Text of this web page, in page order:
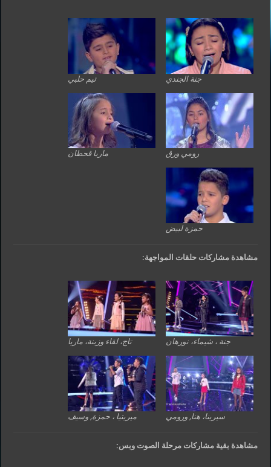
جنة الجندي تيم حلبي
رومي ورق ماريا قحطان
حمزة لبيض
مشاهدة مشاركات حلقات المواجهة:
جنة ، شيماء، نورهان تاج، لقاء وزينة، ماريا
سيرينا، هنا, ورومي ميريتيا ، حمزة, وسيف
مشاهدة بقية مشاركات مرحلة الصوت وبس: